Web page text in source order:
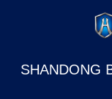
SHANDONG